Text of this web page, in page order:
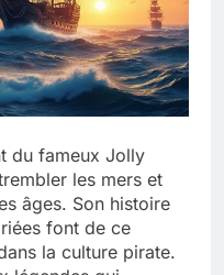
test d’orientation
conçu pour
connaître en 2025
les impatiens de
du fameux Jolly
les mers et
âges. Son histoire
font de ce
la culture pirate.